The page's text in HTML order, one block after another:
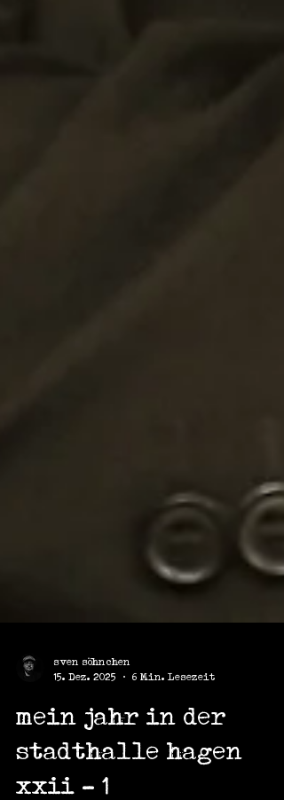
sven söhnchen
15. Dez. 2025
6 Min. Lesezeit
mein jahr in der